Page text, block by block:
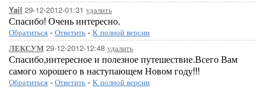
Yail 29-12-2012-01:31 удалить
Спасибо! Очень интересно.
Обратиться - Ответить - К полной версии
ЛЕКСУМ 29-12-2012-12:48 удалить
Спасибо,интересное и полезное путешествие.Всего Вам
самого хорошего в наступающем Новом году!!!
Обратиться - Ответить - К полной версии